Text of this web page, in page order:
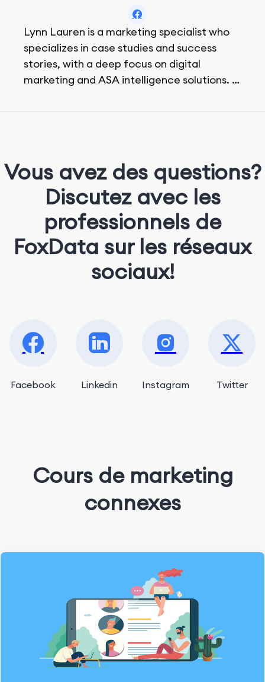
Lynn Lauren is a marketing specialist who
specializes in case studies and success
stories, with a deep focus on digital
marketing and ASA intelligence solutions.
Vous avez des questions?
Discutez avec les
professionnels de
FoxData sur les réseaux
sociaux!
Facebook Linkedin Instagram Twitter
Cours de marketing
connexes